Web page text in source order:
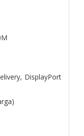
DisplayPort